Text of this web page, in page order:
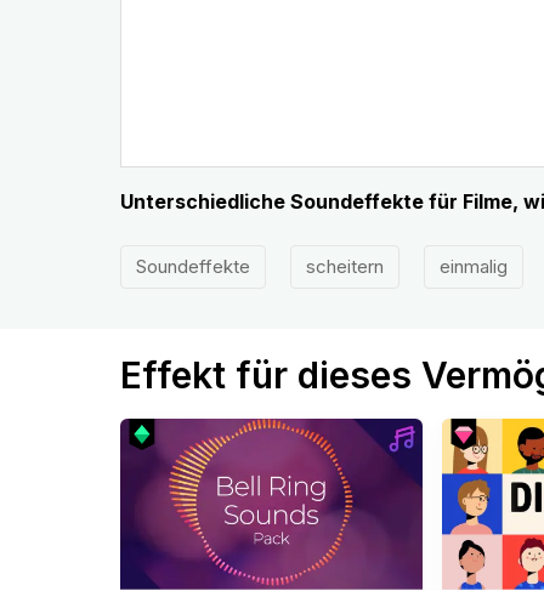
Unterschiedliche Soundeffekte für Filme,
Soundeffekte scheitern einmalig
Effekt für dieses